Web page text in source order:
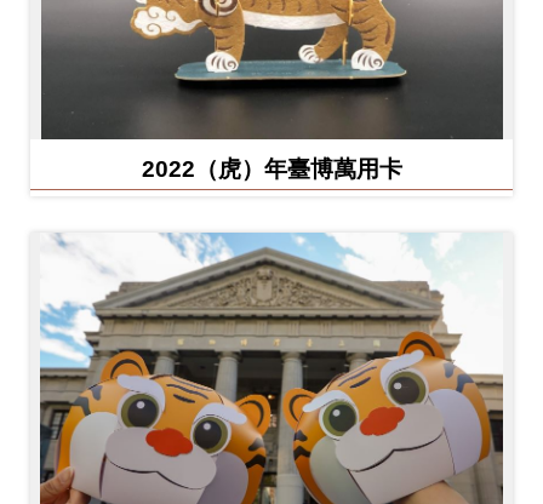
2022（虎）年臺博萬用卡